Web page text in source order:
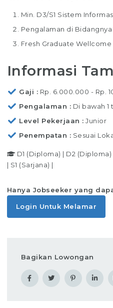
Min. D3/S1 Sistem
Pengalaman di Bidangnya
Fresh Graduate Wellcome
Informasi
Gaji
Rp. 6.000.000 - Rp.
Pengalaman
Di bawah 1
Level Pekerjaan
Junior
Penempatan
Sesuai
D1 (Diploma) | D2 (Diploma)
| S1 (Sarjana) |
Hanya Jobseeker yang
Login Untuk Melamar
Bagikan Lowongan